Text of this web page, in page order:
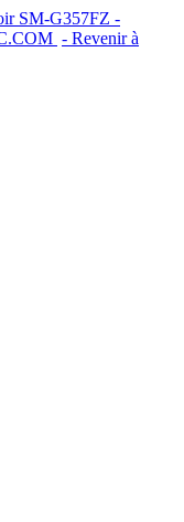
SM-G357FZ -
- Revenir à